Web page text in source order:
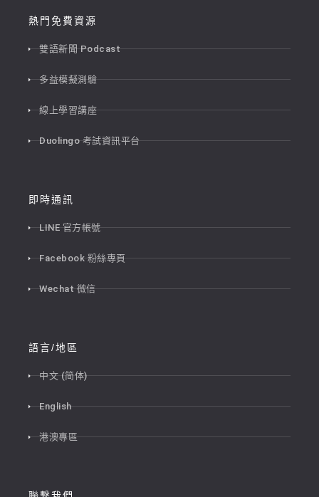
熱門免費資源
雙語新聞 Podcast
多益模擬測驗
線上學習講座
Duolingo 考試資訊平台
即時通訊
LINE 官方帳號
Facebook 粉絲專頁
Wechat 微信
語言/地區
中文 (简体)
English
港澳專區